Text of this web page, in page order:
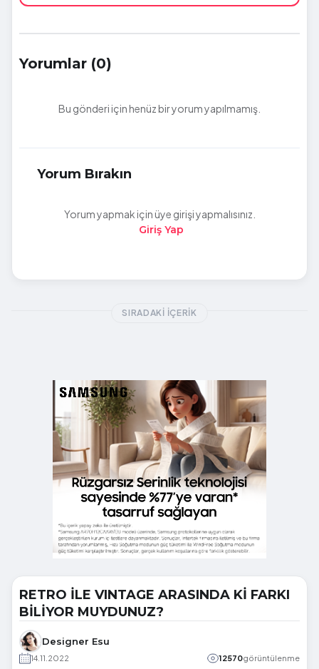
Yorumlar (0)
Bu gönderi için henüz bir yorum yapılmamış.
Yorum Bırakın
Yorum yapmak için üye girişi yapmalısınız.
Giriş Yap
SIRADAKI İÇERIK
RETRO İLE VINTAGE ARASINDA Kİ FARKI
BİLİYOR MUYDUNUZ?
Designer Esu
14.11.2022 12570görüntülenme